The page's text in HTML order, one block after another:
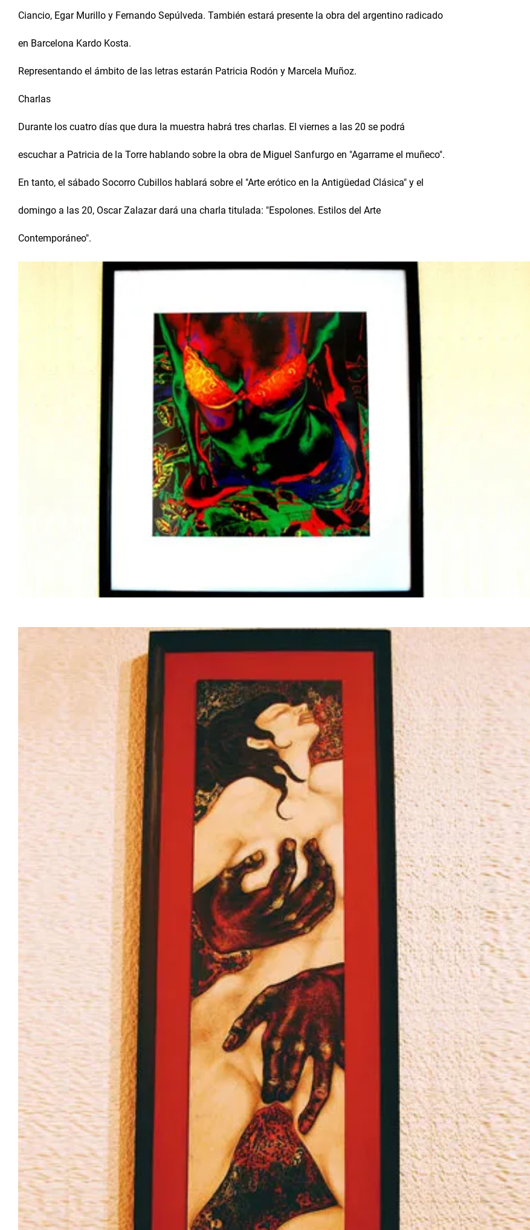
Ciancio, Egar Murillo y Fernando Sepúlveda. También estará presente la obra del argentino radicado
en Barcelona Kardo Kosta.
Representando el ámbito de las letras estarán Patricia Rodón y Marcela Muñoz.
Charlas
Durante los cuatro días que dura la muestra habrá tres charlas. El viernes a las 20 se podrá
escuchar a Patricia de la Torre hablando sobre la obra de Miguel Sanfurgo en "Agarrame el muñeco".
En tanto, el sábado Socorro Cubillos hablará sobre el "Arte erótico en la Antigüedad Clásica" y el
domingo a las 20, Oscar Zalazar dará una charla titulada: "Espolones. Estilos del Arte
Contemporáneo".